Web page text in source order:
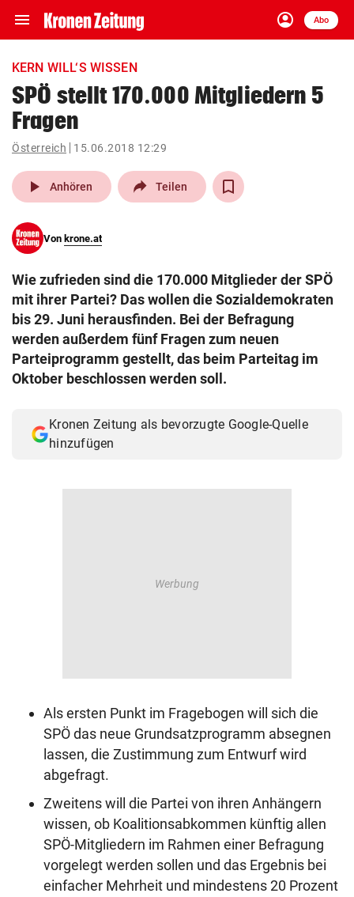
menu Navigation
ein-/ausklappen
account_circle
Anmelden
Abo
close Schließen
account_circle Anmelden
pin_drop
Wien arrow_right
search
eingeben
© Krone Multimedia GmbH & Co KG 2026
Muthgasse 2, 1190 Wien
KERN WILL‘S WISSEN
SPÖ stellt 170.000 Mitgliedern 5
Fragen
Österreich 15.06.2018 12:29
play_arrow Anhören Teilen
Von krone.at
Wie zufrieden sind die 170.000 Mitglieder der SPÖ
mit ihrer Partei? Das wollen die Sozialdemokraten
bis 29. Juni herausfinden. Bei der Befragung
werden außerdem fünf Fragen zum neuen
Parteiprogramm gestellt, das beim Parteitag im
Oktober beschlossen werden soll.
Kronen Zeitung als bevorzugte Google-Quelle
hinzufügen
Als ersten Punkt im Fragebogen will sich die
SPÖ das neue Grundsatzprogramm absegnen
lassen, die Zustimmung zum Entwurf wird
abgefragt.
Zweitens will die Partei von ihren Anhängern
wissen, ob Koalitionsabkommen künftig allen
SPÖ-Mitgliedern im Rahmen einer Befragung
vorgelegt werden sollen und das Ergebnis bei
einfacher Mehrheit und mindestens 20 Prozent